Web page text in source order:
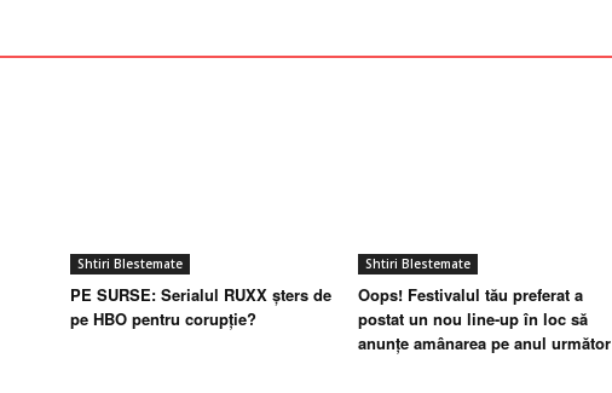
Shtiri Blestemate
PE SURSE: Serialul RUXX șters de
pe HBO pentru corupție?
Shtiri Blestemate
Oops! Festivalul tău preferat a
postat un nou line-up în loc să
anunțe amânarea pe anul următor